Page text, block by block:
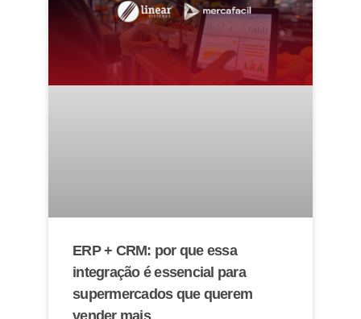
ERP + CRM: por que essa
integração é essencial para
supermercados que querem